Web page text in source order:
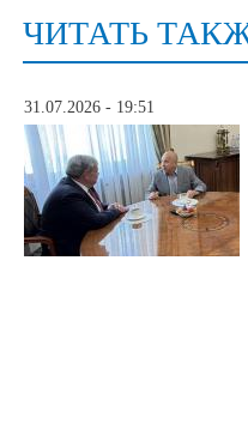
ЧИТАТЬ
31.07.2026 - 19:51